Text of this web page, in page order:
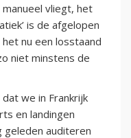
vliegt, het
is de afgelopen
nu een losstaand
niet minstens de
we in Frankrijk
en landingen
geleden auditeren